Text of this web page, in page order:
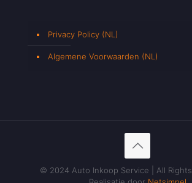
Privacy Policy (NL)
Algemene Voorwaarden (NL)
© 2024 Auto Inkoop Service | All Rights